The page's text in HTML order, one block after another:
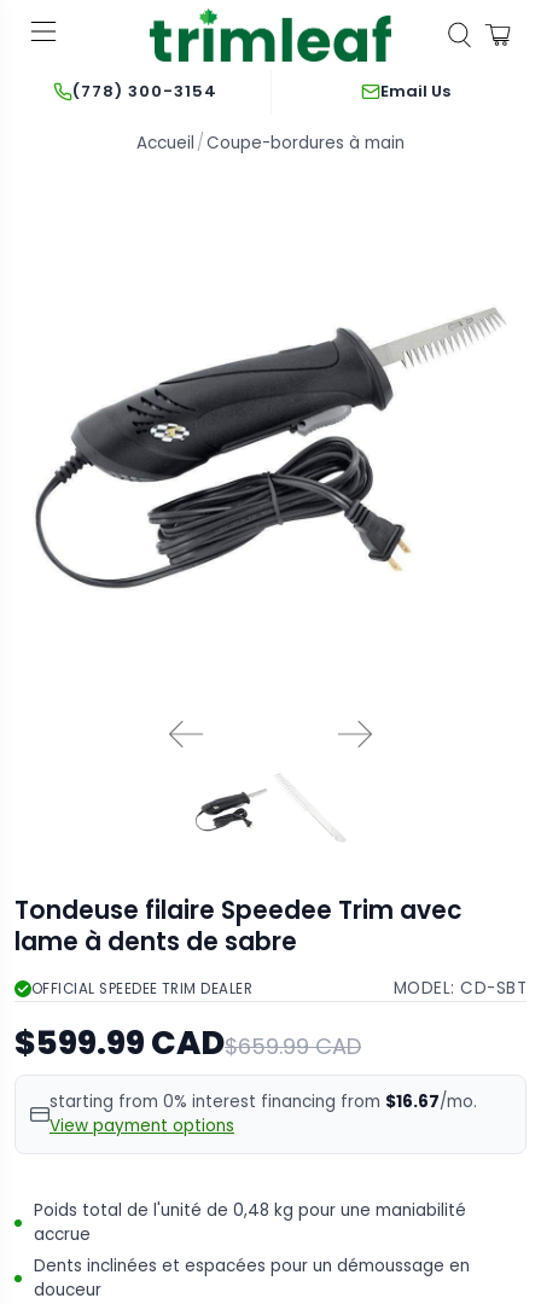
(778) 300-3154 Email Us
Accueil Coupe-bordures à main
Tondeuse filaire Speedee Trim avec
lame à dents de sabre
OFFICIAL SPEEDEE TRIM DEALER MODEL: CD-SBT
$599.99 CAD$659.99 CAD
starting from 0% interest financing from $16.67/mo.
View payment options
Poids total de l'unité de 0,48 kg pour une maniabilité
accrue
Dents inclinées et espacées pour un démoussage en
douceur